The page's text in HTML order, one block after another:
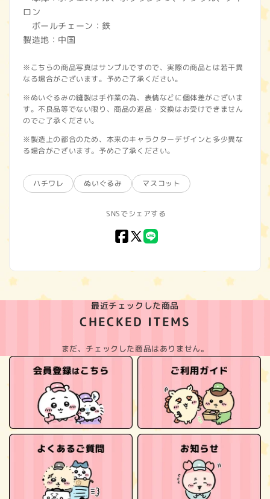
ロン
ボールチェーン：鉄
製造地：中国
※こちらの商品写真はサンプルですので、実際の商品とは若干異
なる場合がございます。予めご了承ください。
※ぬいぐるみの縫製は手作業の為、表情などに個体差がございま
す。不良品等でない限り、商品の返品・交換はお受けできません
のでご了承ください。
※製造上の都合のため、本来のキャラクターデザインと多少異な
る場合がございます。予めご了承ください。
ハチワレ ぬいぐるみ マスコット
SNSでシェアする
Facebook
X
LINE
最近チェックした商品
CHECKED ITEMS
まだ、チェックした商品はありません。